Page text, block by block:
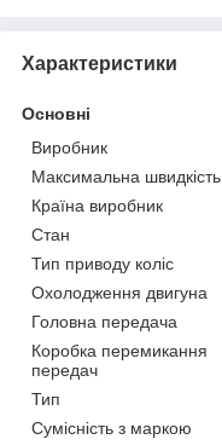
Характеристики
Основні
Виробник
Максимальна швидкість
Країна виробник
Стан
Тип приводу коліс
Охолодження двигуна
Головна передача
Коробка перемикання
передач
Тип
Сумісність з маркою